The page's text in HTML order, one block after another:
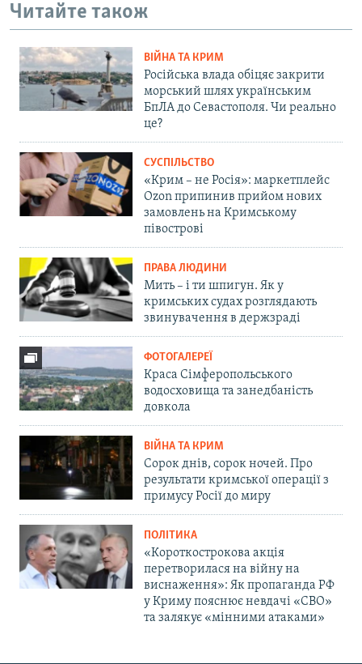
Читайте також
ВІЙНА ТА КРИМ
Російська влада обіцяє закрити
морський шлях українським
БпЛА до Севастополя. Чи реально
це?
СУСПІЛЬСТВО
«Крим – не Росія»: маркетплейс
Ozon припинив прийом нових
замовлень на Кримському
півострові
ПРАВА ЛЮДИНИ
Мить – і ти шпигун. Як у
кримських судах розглядають
звинувачення в держзраді
ФОТОГАЛЕРЕЇ
Краса Сімферопольського
водосховища та занедбаність
довкола
ВІЙНА ТА КРИМ
Сорок днів, сорок ночей. Про
результати кримської операції з
примусу Росії до миру
ПОЛІТИКА
«Короткострокова акція
перетворилася на війну на
виснаження»: Як пропаганда РФ
у Криму пояснює невдачі «СВО»
та залякує «мінними атаками»